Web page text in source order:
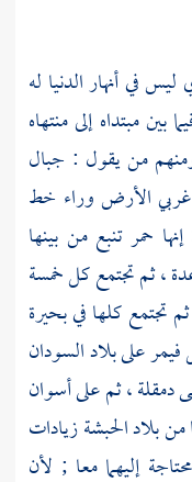
في أنهار الدنيا له
بين مبتداه إلى منتهاه
من يقول : جبال
غربي الأرض وراء خط
حمر تنبع من بينها
، ثم تجتمع كل خمسة
تجتمع كلها في بحيرة
فيمر على بلادالسودان
دمقلة، ثم علىأسوان
منبلاد الحبشةزيادات
إليهما معا ; لأن